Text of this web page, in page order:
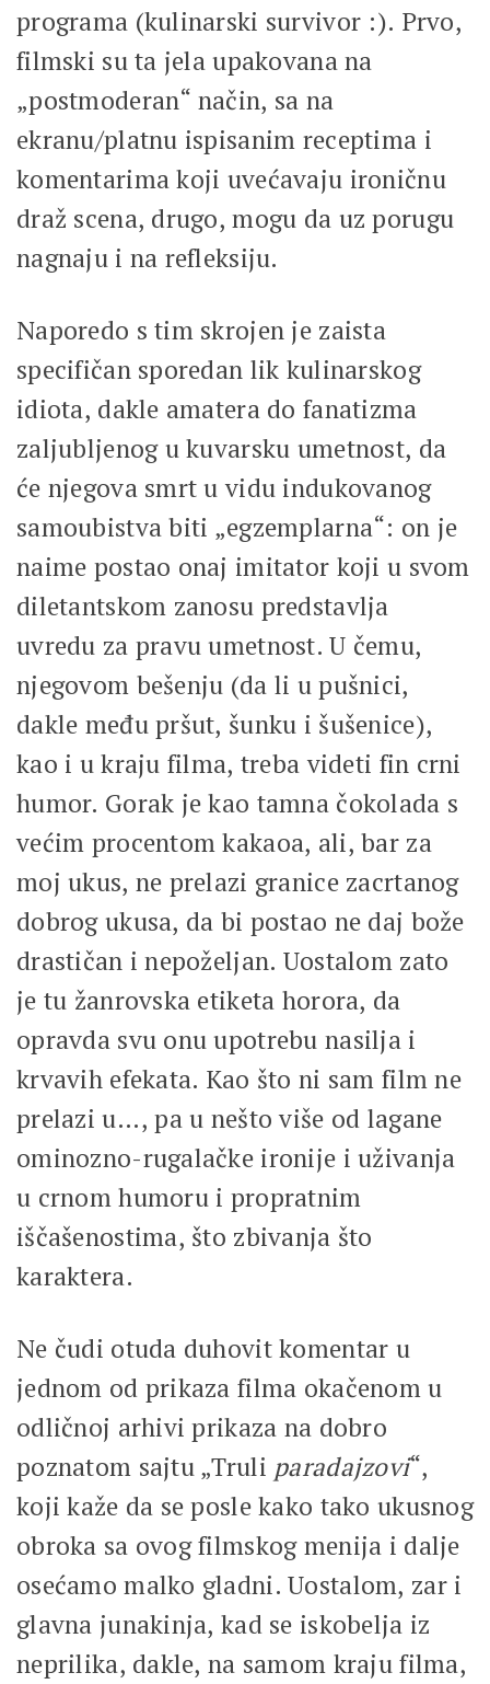
programa (kulinarski survivor :). Prvo,
filmski su ta jela upakovana na
„postmoderan“ način, sa na
ekranu/platnu ispisanim receptima i
komentarima koji uvećavaju ironičnu
draž scena, drugo, mogu da uz porugu
nagnaju i na refleksiju.
Naporedo s tim skrojen je zaista
specifičan sporedan lik kulinarskog
idiota, dakle amatera do fanatizma
zaljubljenog u kuvarsku umetnost, da
će njegova smrt u vidu indukovanog
samoubistva biti „egzemplarna“: on je
naime postao onaj imitator koji u svom
diletantskom zanosu predstavlja
uvredu za pravu umetnost. U čemu,
njegovom bešenju (da li u pušnici,
dakle među pršut, šunku i šušenice),
kao i u kraju filma, treba videti fin crni
humor. Gorak je kao tamna čokolada s
većim procentom kakaoa, ali, bar za
moj ukus, ne prelazi granice zacrtanog
dobrog ukusa, da bi postao ne daj bože
drastičan i nepoželjan. Uostalom zato
je tu žanrovska etiketa horora, da
opravda svu onu upotrebu nasilja i
krvavih efekata. Kao što ni sam film ne
prelazi u…, pa u nešto više od lagane
ominozno-rugalačke ironije i uživanja
u crnom humoru i propratnim
iščašenostima, što zbivanja što
karaktera.
Ne čudi otuda duhovit komentar u
jednom od prikaza filma okačenom u
odličnoj arhivi prikaza na dobro
poznatom sajtu „Truli paradajzovi“,
koji kaže da se posle kako tako ukusnog
obroka sa ovog filmskog menija i dalje
osećamo malko gladni. Uostalom, zar i
glavna junakinja, kad se iskobelja iz
neprilika, dakle, na samom kraju filma,